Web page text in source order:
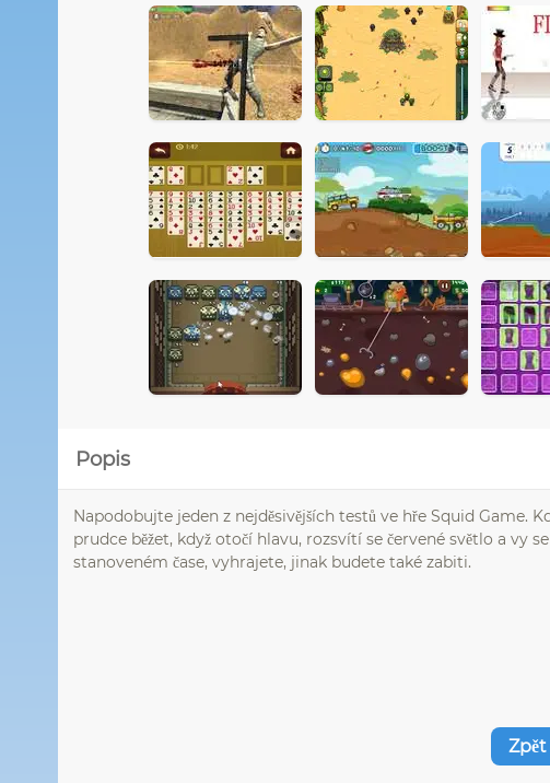
Popis
Napodobujte jeden z nejděsivějších testů ve hře Squid Game.
prudce běžet, když otočí hlavu, rozsvítí se červené světlo a vy
stanoveném čase, vyhrajete, jinak budete také zabiti.